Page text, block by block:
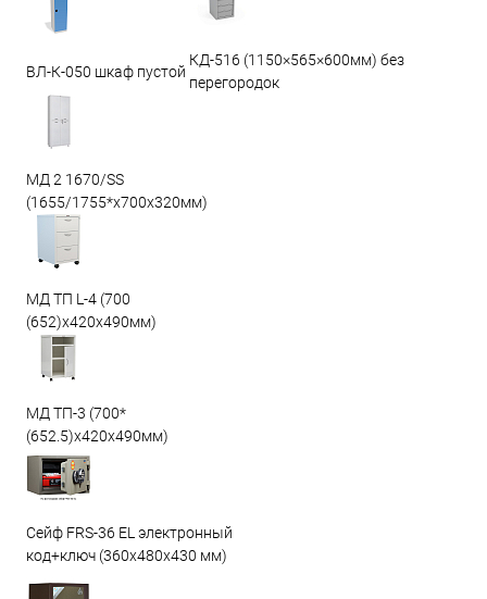
ВЛ-К-050 шкаф пустой
КД-516 (1150×565×600мм) без
перегородок
МД 2 1670/SS
(1655/1755*x700x320мм)
МД ТП L-4 (700
(652)x420x490мм)
МД ТП-3 (700*
(652.5)x420x490мм)
Сейф FRS-36 EL электронный
код+ключ (360x480x430 мм)